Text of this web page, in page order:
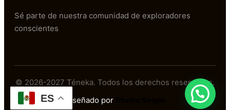
Sé parte de nuestra comunidad de exploradores
conscientes
© 2026-2027 Téneka. Todos los derechos reservados.
Diseñado por
ES